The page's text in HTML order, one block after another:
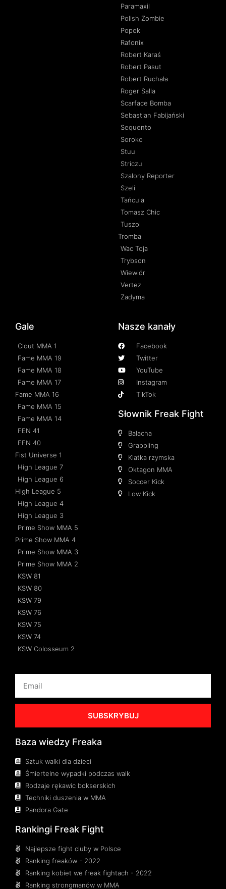
Paramaxil
Polish Zombie
Popek
Rafonix
Robert Karaś
Robert Pasut
Robert Ruchała
Roger Salla
Scarface Bomba
Sebastian Fabijański
Sequento
Soroko
Stuu
Striczu
Szalony Reporter
Szeli
Tańcula
Tomasz Chic
Tuszol
Tromba
Wac Toja
Trybson
Wiewiór
Vertez
Zadyma
Gale
Clout MMA 1
Fame MMA 19
Fame MMA 18
Fame MMA 17
Fame MMA 16
Fame MMA 15
Fame MMA 14
FEN 41
FEN 40
Fist Universe 1
High League 7
High League 6
High League 5
High League 4
High League 3
Prime Show MMA 5
Prime Show MMA 4
Prime Show MMA 3
Prime Show MMA 2
KSW 81
KSW 80
KSW 79
KSW 76
KSW 75
KSW 74
KSW Colosseum 2
Nasze kanały
Facebook
Twitter
YouTube
Instagram
TikTok
Słownik Freak Fight
Balacha
Grappling
Klatka rzymska
Oktagon MMA
Soccer Kick
Low Kick
SUBSKRYBUJ
Baza wiedzy Freaka
Sztuk walki dla dzieci
Śmiertelne wypadki podczas walk
Rodzaje rękawic bokserskich
Techniki duszenia w MMA
Pandora Gate
Rankingi Freak Fight
Najlepsze fight cluby w Polsce
Ranking freaków - 2022
Ranking kobiet we freak fightach - 2022
Ranking strongmanów w MMA